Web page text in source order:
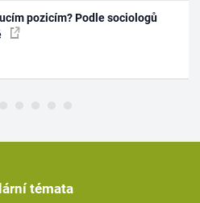
pozicím? Podle sociologů
témata